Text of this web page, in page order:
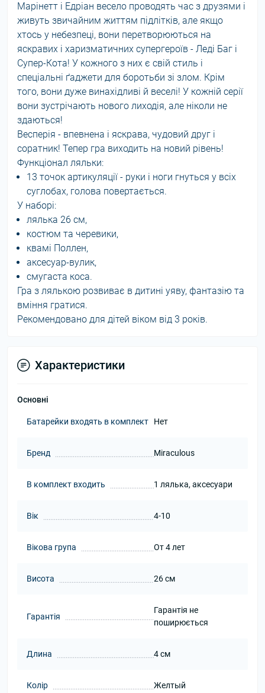
Марінетт і Едріан весело проводять час з друзями і
живуть звичайним життям підлітків, але якщо
хтось у небезпеці, вони перетворюються на
яскравих і харизматичних супергероїв - Леді Баг і
Супер-Кота! У кожного з них є свій стиль і
спеціальні ґаджети для боротьби зі злом. Крім
того, вони дуже винахідливі й веселі! У кожній серії
вони зустрічають нового лиходія, але ніколи не
здаються!
Весперія - впевнена і яскрава, чудовий друг і
соратник! Тепер гра виходить на новий рівень!
Функціонал ляльки:
13 точок артикуляції - руки і ноги гнуться у всіх
суглобах, голова повертається.
У наборі:
лялька 26 см,
костюм та черевики,
квамі Поллен,
аксесуар-вулик,
смугаста коса.
Гра з лялькою розвиває в дитині уяву, фантазію та
вміння гратися.
Рекомендовано для дітей віком від 3 років.
Характеристики
Основні
Батарейки входять в комплект Нет
Бренд Miraculous
В комплект входить 1 лялька, аксесуари
Вік 4-10
Вікова група От 4 лет
Висота 26 см
Гарантія
Гарантія не
поширюється
Длина 4 см
Колір Желтый